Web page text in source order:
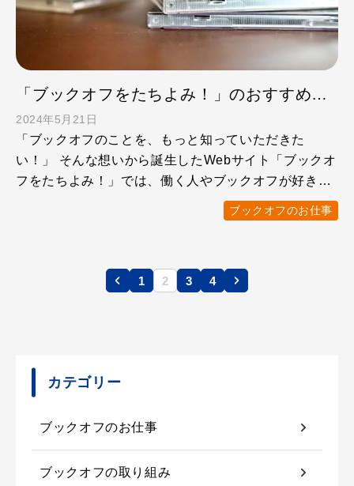
「ブックオフをたちよみ！」のおすすめ記事5選 どんな会社か知りたい就活生は要チェック！
2024年5月21日
「ブックオフのことを、もっと知っていただきた
い！」 そんな想いから誕生したWebサイト「ブックオ
フをたちよみ！」では、働く人やブックオフが好きな
ブックオフのお仕事
1 2 3 4
カテゴリー
ブックオフのお仕事
ブックオフの取り組み